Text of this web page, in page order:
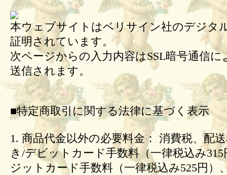
本ウェブサイトはベリサイン社のデジタ
証明されています。
次ページからの入力内容はSSL暗号通信に
送信されます。
■特定商取引に関する法律に基づく表示
1. 商品代金以外の必要料金： 消費税、配
き/デビットカード手数料（一律税込み
ジットカード手数料（一律税込み525円）